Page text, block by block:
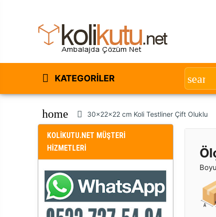
KATEGORILER
home 30x22x22 cm Koli Testliner Çift Oluklu
KOLİKUTU.NET MÜŞTERİ
HİZMETLERİ